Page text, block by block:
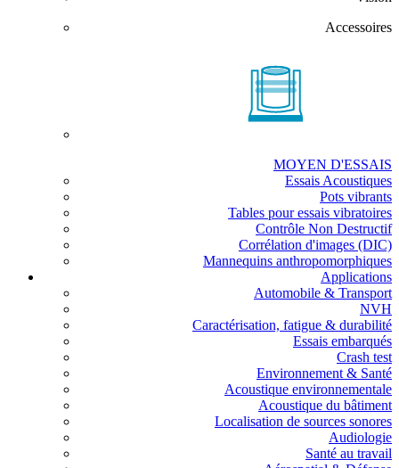
Accessoires
MOYEN D'ESSAIS
Essais Acoustiques
Pots vibrants
Tables pour essais vibratoires
Contrôle Non Destructif
Corrélation d'images (DIC)
Mannequins anthropomorphiques
Applications
Automobile & Transport
NVH
Caractérisation, fatigue & durabilité
Essais embarqués
Crash test
Environnement & Santé
Acoustique environnementale
Acoustique du bâtiment
Localisation de sources sonores
Audiologie
Santé au travail